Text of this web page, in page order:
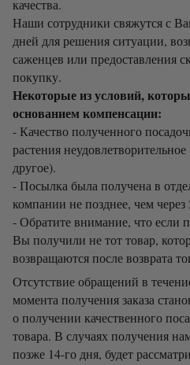
качества.
Наши сотрудники свяжутся с
дней для решения ситуации,
саженцев или предоставления
покупку.
Некоторые из условий,
основанием компенсации:
- Качество полученного
растения
другое).
- Посылка была получена в
компании не позднее, чем
- Обратите внимание, что если
Вы получили не тот товар,
возвращаются после возврата
Отсутствие обращений в
момента получения заказа
о получении качественного
товара. В случаях получения
позже 14-го дня, будет